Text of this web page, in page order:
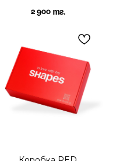
2 900 тг.